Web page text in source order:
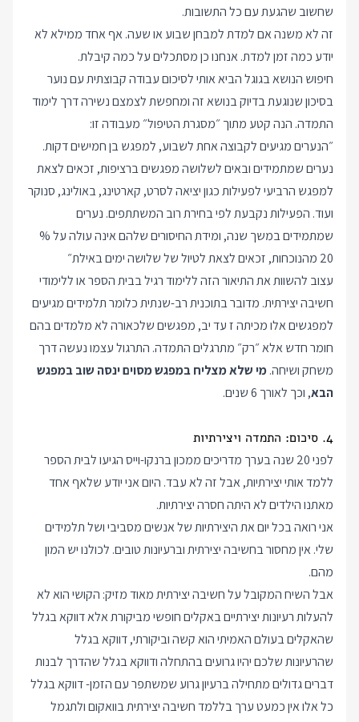
שחשוב שהגעת עם כל התשובות.
זה לא משנה אם למדת למבחן שבוע או שעה. אף אחד ממילא לא
יודע כמה זמן למדת. אנחנו כן מסתכלים על כמה קיבלת.
חיפוש הנושא בגוגל הביא אותי לסיכום עבודה קבוצתית עם נוער
בסיכון שנוגעת בדיוק בנושא זה ומחפשת לצמצם נשירה דרך לימוד
התמדה. הנה קטע מתוך ״מסגרת הטיפול״ מעבודה זו:
״הנערים מגיעים לקבוצה אחת לשבוע, למפגש בן חמישים דקות.
נערים שמתמידים ובאים לשלושה מפגשים ברציפות, זכאים לצאת
למפגש הרביעי לפעילות כגון יציאה לסרט, קארטינג, באולינג, סנוקר
ועוד. הפעילות נקבעת לפי בחירת רוב המשתתפים. נערים
שמתמידים במשך שנה, ומידת החיסורים שלהם אינה עולה על %
20 מהנוכחות, זכאים לצאת לטיול של שלושה ימים באילת״
עצוב להשוות את התיאור הזה ללימוד רגיל בבית הספר או ללימודי
חשיבה יצירתית. מדובר בתוכנית רב-שנתית כלומר תלמידים מגיעים
למפגשים אלו מכיתה ז עד יב, מפגשים שלכאורה לא מלמדים בהם
חומר חדש אלא ״רק״ מתרגלים התמדה. התרגול עצמו נעשה דרך
משחק ושיחה.מי שלא מצליח במפגש מסוים ינסה שוב במפגש
הבא, וכך לאורך 6 שנים.
4. סיכום: התמדה ויצירתיות
לפני 20 שנה בערך מדריכים ממכון ברנקו-וייס הגיעו לבית הספר
ללמד אותי יצירתיות, אבל זה לא עבד. היום אני יודע שלאף אחד
מאתנו הילדים לא היתה חסרה יצירתיות.
אני רואה בכל יום את היצירתיות של אנשים מסביבי ושל תלמידים
שלי. אין מחסור בחשיבה יצירתית וברעיונות טובים. לכולנו יש המון
מהם.
אבל השיח המקובל על חשיבה יצירתית מאוד מזיק: הקושי הוא לא
להעלות רעיונות יצירתיים באקלים חופשי מביקורת אלא דווקא בגלל
שהאקלים בעולם האמיתי הוא קשה וביקורתי, דווקא בגלל
שהרעיונות שלכם יהיו גרועים בהתחלה ודווקא בגלל שהדרך לבנות
דברים גדולים מתחילה ברעיון גרוע שמשתפר עם הזמן- דווקא בגלל
כל אלו אין כמעט ערך בללמד חשיבה יצירתית בוואקום ולתגמל